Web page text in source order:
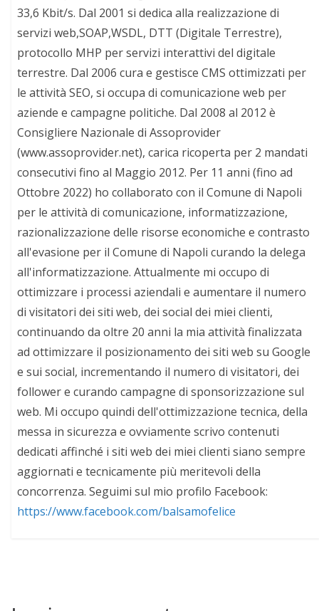
33,6 Kbit/s. Dal 2001 si dedica alla realizzazione di
servizi web,SOAP,WSDL, DTT (Digitale Terrestre),
protocollo MHP per servizi interattivi del digitale
terrestre. Dal 2006 cura e gestisce CMS ottimizzati per
le attività SEO, si occupa di comunicazione web per
aziende e campagne politiche. Dal 2008 al 2012 è
Consigliere Nazionale di Assoprovider
(www.assoprovider.net), carica ricoperta per 2 mandati
consecutivi fino al Maggio 2012. Per 11 anni (fino ad
Ottobre 2022) ho collaborato con il Comune di Napoli
per le attività di comunicazione, informatizzazione,
razionalizzazione delle risorse economiche e contrasto
all'evasione per il Comune di Napoli curando la delega
all'informatizzazione. Attualmente mi occupo di
ottimizzare i processi aziendali e aumentare il numero
di visitatori dei siti web, dei social dei miei clienti,
continuando da oltre 20 anni la mia attività finalizzata
ad ottimizzare il posizionamento dei siti web su Google
e sui social, incrementando il numero di visitatori, dei
follower e curando campagne di sponsorizzazione sul
web. Mi occupo quindi dell'ottimizzazione tecnica, della
messa in sicurezza e ovviamente scrivo contenuti
dedicati affinché i siti web dei miei clienti siano sempre
aggiornati e tecnicamente più meritevoli della
concorrenza. Seguimi sul mio profilo Facebook:
https://www.facebook.com/balsamofelice